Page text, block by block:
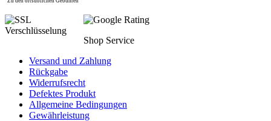
Shop Service
Versand und Zahlung
Rückgabe
Widerrufsrecht
Defektes Produkt
Allgemeine Bedingungen
Gewährleistung